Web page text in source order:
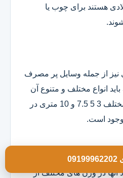
هستند برای چوب یا
نیز از جمله وسایل پر مصرف
انواع مختلف و متنوع آن
در مغازه موجود باشد.انواع مختلف 3 5 7.5 و 10 متری در
است.
دسته چوبی تمام لاستیکی
در وزن های مختلف از